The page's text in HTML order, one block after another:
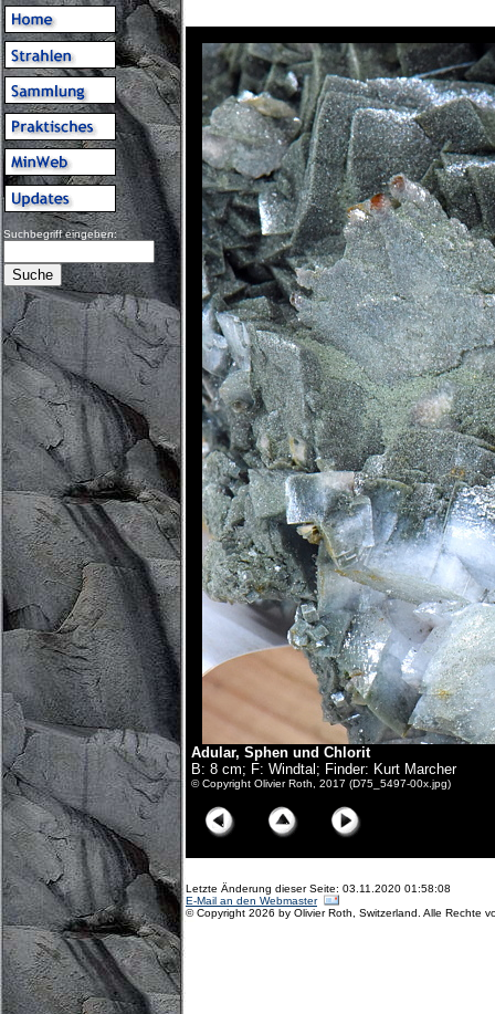
Suchbegriff eingeben:
Adular, Sphen und Chlorit
B: 8 cm; F: Windtal; Finder: Kurt Marcher
© Copyright Olivier Roth, 2017 (D75_5497-00x.jpg)
Letzte Änderung dieser Seite: 03.11.2020 01:58:08
E-Mail an den Webmaster
© Copyright 2026 by Olivier Roth, Switzerland. Alle Rechte